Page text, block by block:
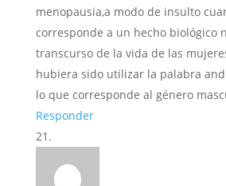
menopausia,a modo de insulto
corresponde a un hecho biológico
transcurso de la vida de las
hubiera sido utilizar la palabra
lo que corresponde al género
Responder